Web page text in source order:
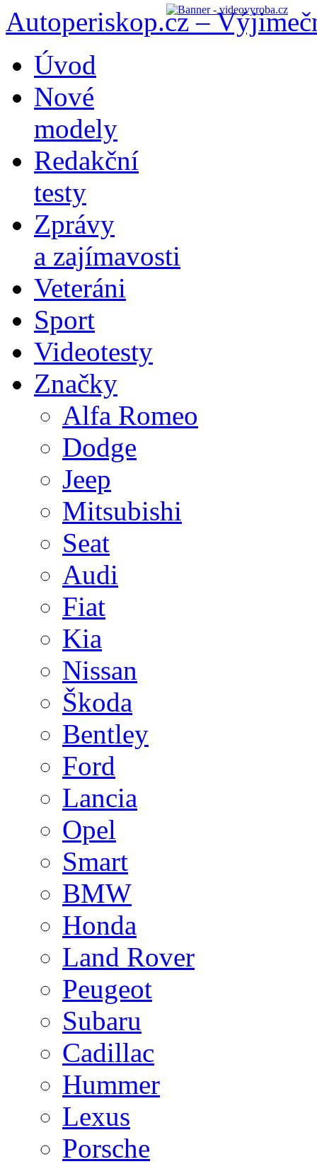
Autoperiskop.cz –
obsahu
webu
Úvod
Nové
modely
Redakční
testy
Zprávy
a zajímavosti
Veteráni
Sport
Videotesty
Značky
Alfa Romeo
Dodge
Jeep
Mitsubishi
Seat
Audi
Fiat
Kia
Nissan
Škoda
Bentley
Ford
Lancia
Opel
Smart
BMW
Honda
Land Rover
Peugeot
Subaru
Cadillac
Hummer
Lexus
Porsche